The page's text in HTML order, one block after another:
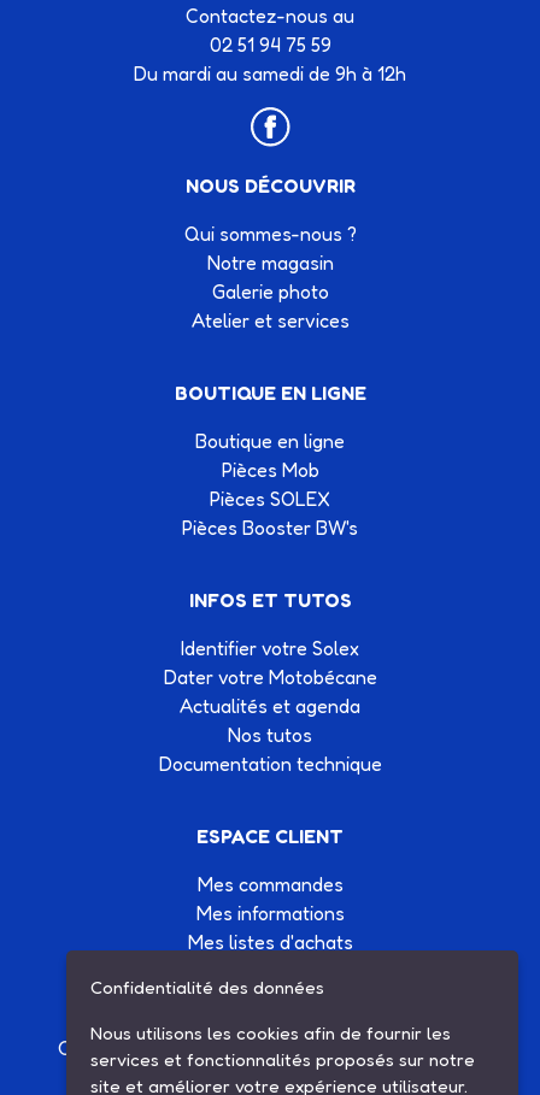
Contactez-nous au
02 51 94 75 59
Du mardi au samedi de 9h à 12h
NOUS DÉCOUVRIR
Qui sommes-nous ?
Notre magasin
Galerie photo
Atelier et services
BOUTIQUE EN LIGNE
Boutique en ligne
Pièces Mob
Pièces SOLEX
Pièces Booster BW's
INFOS ET TUTOS
Identifier votre Solex
Dater votre Motobécane
Actualités et agenda
Nos tutos
Documentation technique
ESPACE CLIENT
Mes commandes
Mes informations
Mes listes d'achats
Contactez-nous
Création site Internet Factor’IT
Mentions légales
Confidentialité des données
Nous utilisons les cookies afin de fournir les
services et fonctionnalités proposés sur notre
site et améliorer votre expérience utilisateur.